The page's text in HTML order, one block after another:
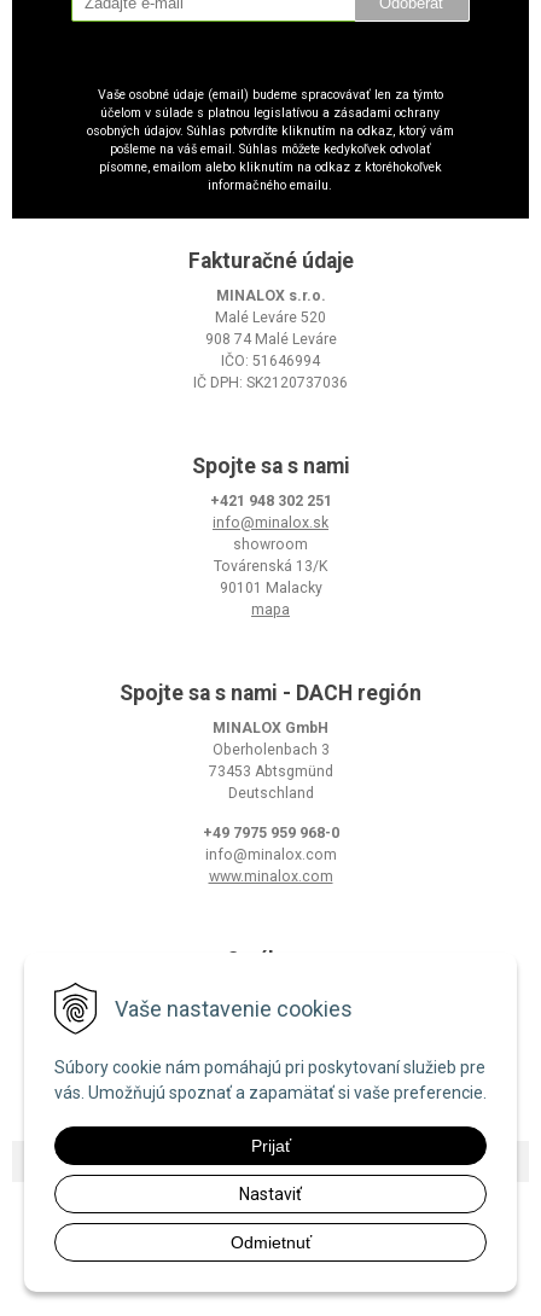
Vaše nastavenie cookies
Súbory cookie nám pomáhajú pri poskytovaní služieb pre
vás. Umožňujú spoznať a zapamätať si vaše preferencie.
Prijať
Nastaviť
Odmietnuť
Vaše osobné údaje (email) budeme spracovávať len za týmto
účelom v súlade s platnou legislatívou a zásadami ochrany
osobných údajov. Súhlas potvrdíte kliknutím na odkaz, ktorý vám
pošleme na váš email. Súhlas môžete kedykoľvek odvolať
písomne, emailom alebo kliknutím na odkaz z ktoréhokoľvek
informačného emailu.
Fakturačné údaje
MINALOX s.r.o.
Malé Leváre 520
908 74 Malé Leváre
IČO: 51646994
IČ DPH: SK2120737036
Spojte sa s nami
+421 948 302 251
info@minalox.sk
showroom
Továrenská 13/K
90101 Malacky
mapa
Spojte sa s nami - DACH región
MINALOX GmbH
Oberholenbach 3
73453 Abtsgmünd
Deutschland
+49 7975 959 968-0
info@minalox.com
www.minalox.com
O nákupe
Zásady používania cookies